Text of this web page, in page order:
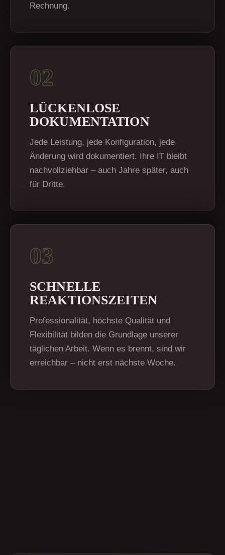
Rechnung.
02
LÜCKENLOSE
DOKUMENTATION
Jede Leistung, jede Konfiguration, jede
Änderung wird dokumentiert. Ihre IT bleibt
nachvollziehbar – auch Jahre später, auch
für Dritte.
03
SCHNELLE
REAKTIONSZEITEN
Professionalität, höchste Qualität und
Flexibilität bilden die Grundlage unserer
täglichen Arbeit. Wenn es brennt, sind wir
erreichbar – nicht erst nächste Woche.